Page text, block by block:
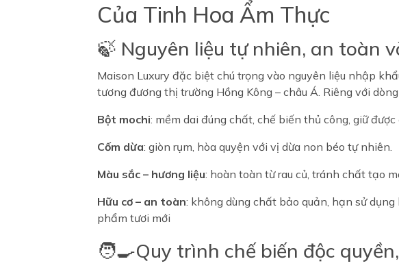
Của Tinh Hoa Ẩm Thực
🍃 Nguyên liệu tự nhiên, an toàn
Maison Luxury đặc biệt chú trọng vào nguyên liệu nhập
tương đương thị trường Hồng Kông – châu Á. Riêng với
Bột mochi: mềm dai đúng chất, chế biến thủ công, giữ được
Cốm dừa: giòn rụm, hòa quyện với vị dừa non béo tự nhiên.
Màu sắc – hương liệu: hoàn toàn từ rau củ, tránh chất tạo
Hữu cơ – an toàn: không dùng chất bảo quản, hạn sử
phẩm tươi mới
🧑‍🍳Quy trình chế biến độc